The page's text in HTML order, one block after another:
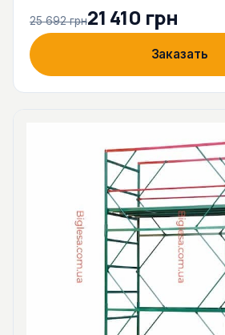
25 692 грн21 410 грн
Заказать